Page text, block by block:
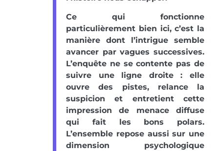
Ce qui fonctionne
particulièrement bien ici, c’est la
manière dont l’intrigue semble
avancer par vagues successives.
L’enquête ne se contente pas de
suivre une ligne droite : elle
ouvre des pistes, relance la
suspicion et entretient cette
impression de menace diffuse
qui fait les bons polars.
L’ensemble repose aussi sur une
dimension psychologique